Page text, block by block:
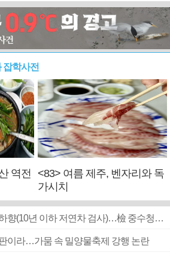
잡학사전
역전
<83> 여름 제주, 벤자리와 독
가시치
■ 검사 신분 버리고 직급하향(10년 이하 저연차 검사)…檢 중수청행 기피
이라…가뭄 속 밀양물축제 강행 논란